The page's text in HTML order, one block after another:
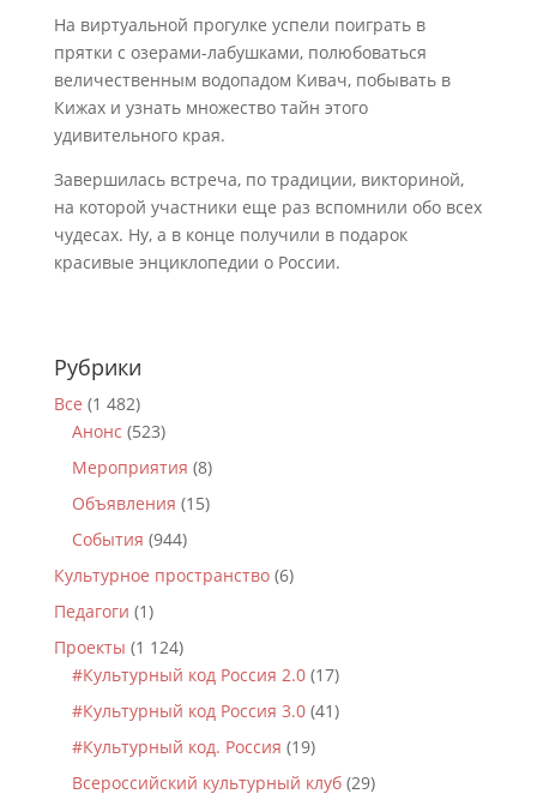
На виртуальной прогулке успели поиграть в
прятки с озерами-лабушками, полюбоваться
величественным водопадом Кивач, побывать в
Кижах и узнать множество тайн этого
удивительного края.
Завершилась встреча, по традиции, викториной,
на которой участники еще раз вспомнили обо всех
чудесах. Ну, а в конце получили в подарок
красивые энциклопедии о России.
Рубрики
Все (1 482)
Анонс (523)
Мероприятия (8)
Объявления (15)
События (944)
Культурное пространство(6)
Педагоги (1)
Проекты (1 124)
#Культурный код Россия 2.0(17)
#Культурный код Россия 3.0(41)
#Культурный код. Россия (19)
Всероссийский культурный клуб(29)